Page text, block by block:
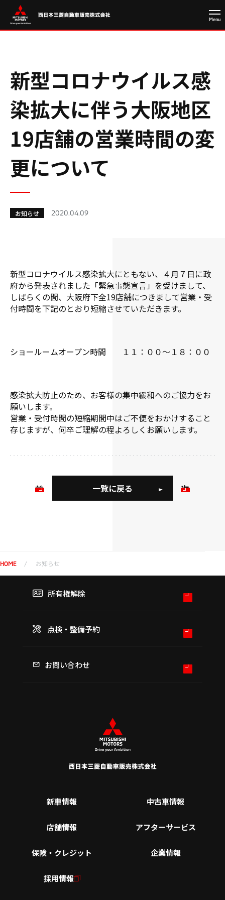
新型コロナウイルス感
染拡大に伴う大阪地区
19店舗の営業時間の変
更について
お知らせ 2020.04.09
新型コロナウイルス感染拡大にともない、４月７日に政
府から発表されました「緊急事態宣言」を受けまして、
しばらくの間、大阪府下全19店舗につきまして営業・受
付時間を下記のとおり短縮させていただきます。
ショールームオープン時間 １１：００～１８：００
感染拡大防止のため、お客様の集中緩和へのご協力をお
願いします。
営業・受付時間の短縮期間中はご不便をおかけすること
存じますが、何卒ご理解の程よろしくお願いします。
前
一覧に戻る
次
HOME お知らせ
所有権解除
点検・整備予約
お問い合わせ
新車情報 中古車情報
店舗情報 アフターサービス
保険・クレジット 企業情報
採用情報